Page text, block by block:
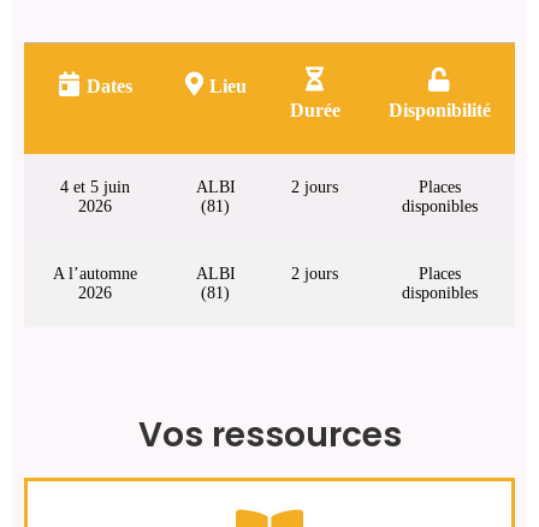
Dates
Lieu
Durée
Disponibilité
4 et 5 juin
2026
ALBI
(81)
2 jours
Places
disponibles
A l’automne
2026
ALBI
(81)
2 jours
Places
disponibles
Vos ressources